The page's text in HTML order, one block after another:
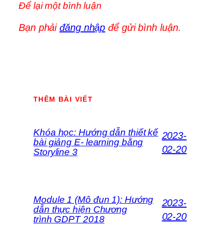
Để lại một bình luận
Bạn phảiđăng nhập để gửi bình luận.
THÊM BÀI VIẾT
Khóa học: Hướng dẫn thiết kế
bài giảng E- learning bằng
Storyline 3
2023-
02-20
Module 1 (Mô đun 1): Hướng
dẫn thực hiện Chương
trình GDPT 2018
2023-
02-20